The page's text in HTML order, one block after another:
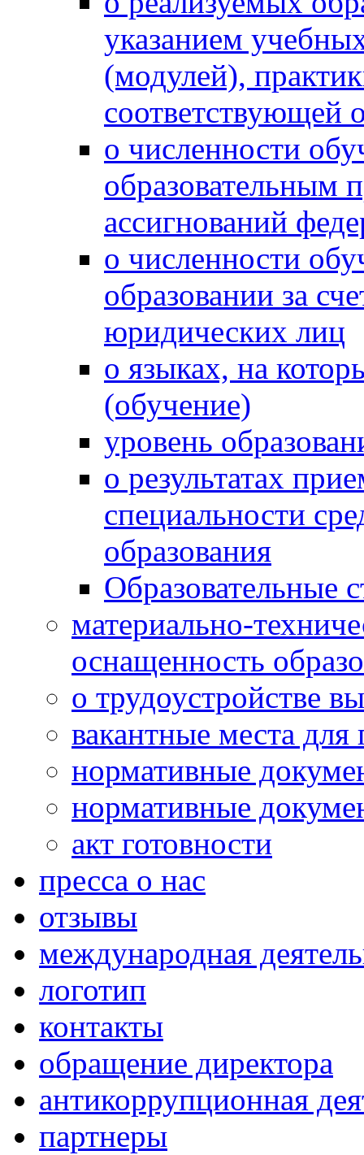
указанием
(модулей),
соответствующей
о численности
образовательным
ассигнований
о численности
образовании за
юридических лиц
о языках, на
(обучение)
уровень
о результатах
специальности
образования
Образовательные
материально-
оснащенность
о трудоустройстве
вакантные места
нормативные
нормативные
акт готовности
пресса о нас
отзывы
международная
логотип
контакты
обращение директора
антикоррупционная
партнеры